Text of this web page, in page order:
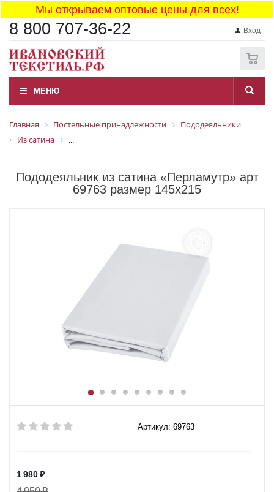
Мы открываем оптовые цены для всех!
8 800 707-36-22 Вход
МЕНЮ
Главная Постельные принадлежности
Пододеяльники
Из сатина
...
Пододеяльник из сатина «Перламутр» арт
69763 размер 145x215
Артикул: 69763
1 980₽